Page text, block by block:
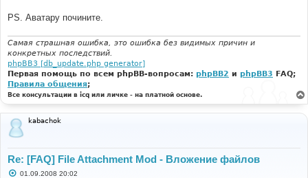
PS. Аватару почините.
Самая страшная ошибка, это ошибка без видимых причин и
конкретных последствий.
phpBB3 [db_update.php generator]
Первая помощь по всем phpBB-вопросам: phpBB2 и phpBB3 FAQ;
Правила общения;
Все консультации в icq или личке - на платной основе.
kabachok
Re: [FAQ] File Attachment Mod - Вложение файлов
С01.09.2008 20:02